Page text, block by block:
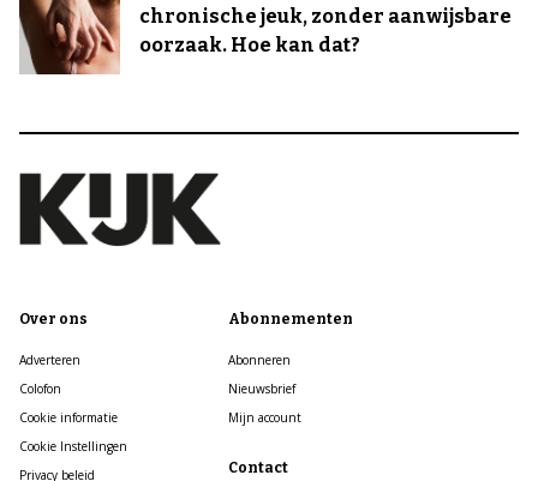
chronische jeuk, zonder aanwijsbare
oorzaak. Hoe kan dat?
Over ons
Adverteren
Colofon
Cookie informatie
Cookie Instellingen
Privacy beleid
Abonnementen
Abonneren
Nieuwsbrief
Mijn account
Contact